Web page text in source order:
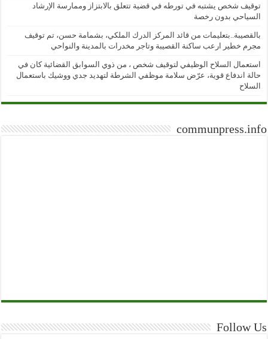
توقيف شخص يشتبه في تورطه في قضية تتعلق بالابتزاز وممارسة الإرشاد
السياحي بدون رخصة
بالقصيبة..بتعليمات من قائد المركز الدرك الملكي، بشمامة حسن، تم توقيف
مجرم خطير ارعب ساكنة القصيبة وتاجر مخدرات بالمدينة والنواحي
استعمال السلاح الوظيفي لتوقيف شخص ، من ذوي السوابق القضائية كان في
حالة اندفاع قوية، عرّض سلامة موظفي الشرطة لتهديد جدي ووشيك باستعمال
السلاح
communpress.info
Follow Us